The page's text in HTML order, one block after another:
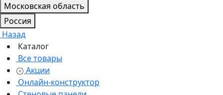
Московская область
Россия
Назад
Каталог
Все товары
Акции
Онлайн-конструктор